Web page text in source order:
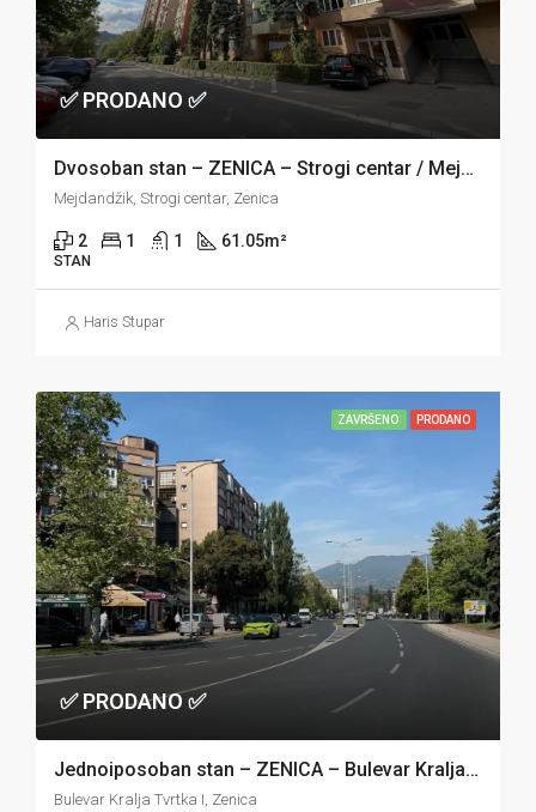
✅ PRODANO ✅
Dvosoban stan – ZENICA – Strogi centar / Mejdandžik
Mejdandžik, Strogi centar, Zenica
2 1 1 61.05m²
STAN
Haris Stupar
ZAVRŠENO PRODANO
✅ PRODANO ✅
Jednoiposoban stan – ZENICA – Bulevar Kralja Tvrtka
Bulevar Kralja Tvrtka I, Zenica